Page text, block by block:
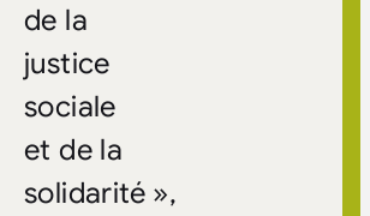
de la
justice
sociale
et de la
solidarité »,